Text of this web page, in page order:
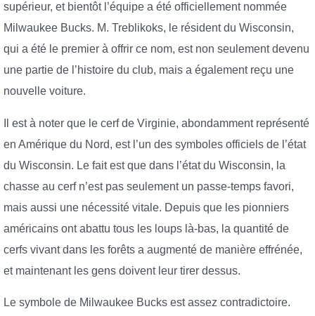
supérieur, et bientôt l’équipe a été officiellement nommée
Milwaukee Bucks. M. Treblikoks, le résident du Wisconsin,
qui a été le premier à offrir ce nom, est non seulement devenu
une partie de l’histoire du club, mais a également reçu une
nouvelle voiture.
Il est à noter que le cerf de Virginie, abondamment représenté
en Amérique du Nord, est l’un des symboles officiels de l’état
du Wisconsin. Le fait est que dans l’état du Wisconsin, la
chasse au cerf n’est pas seulement un passe-temps favori,
mais aussi une nécessité vitale. Depuis que les pionniers
américains ont abattu tous les loups là-bas, la quantité de
cerfs vivant dans les forêts a augmenté de manière effrénée,
et maintenant les gens doivent leur tirer dessus.
Le symbole de Milwaukee Bucks est assez contradictoire.